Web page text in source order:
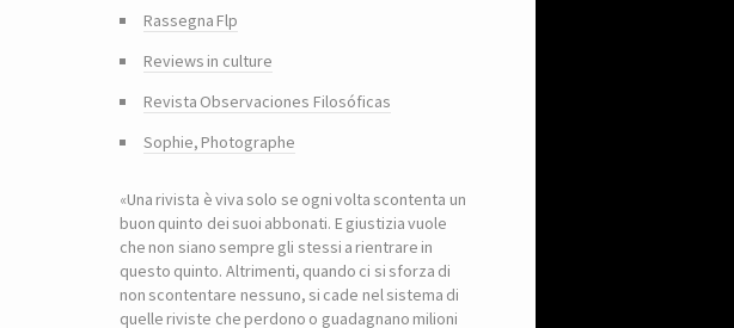
Rassegna Flp
Reviews in culture
Revista Observaciones Filosóficas
Sophie, Photographe
«Una rivista è viva solo se ogni volta scontenta un
buon quinto dei suoi abbonati. E giustizia vuole
che non siano sempre gli stessi a rientrare in
questo quinto. Altrimenti, quando ci si sforza di
non scontentare nessuno, si cade nel sistema di
quelle riviste che perdono o guadagnano milioni